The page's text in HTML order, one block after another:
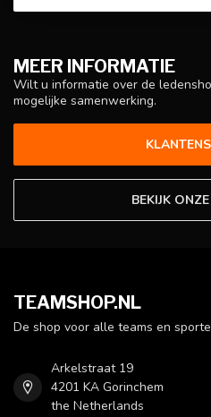
MEER INFORMATIE
Wilt u informatie over de
mogelijke samenwerking.
BEKIJK
TEAMSHOP.NL
De shop voor alle teams en
Arkelstraat 19
4201 KA Gorinchem
the Netherlands